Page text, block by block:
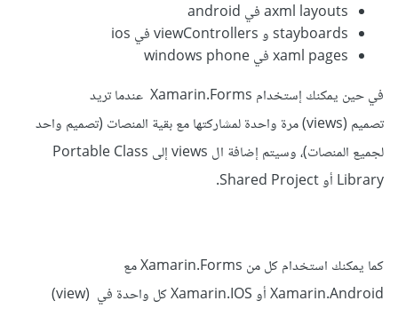
axml layouts في android
stayboards و viewControllers في ios
xaml pages في windows phone
في حين يمكنك إستخدام Xamarin.Forms عندما تريد
تصميم (views) مرة واحدة لمشاركتها مع بقية المنصات (تصميم واحد
لجميع المنصات)، وسيتم إضافة ال views إلى Portable Class
Library أو Shared Project.
كما يمكنك استخدام كل من Xamarin.Forms مع
Xamarin.Android أو Xamarin.IOS كل واحدة في (view)